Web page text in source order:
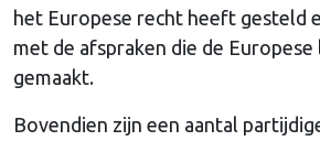
het Europese recht heeft gesteld
met de afspraken die de Europese
gemaakt.
Bovendien zijn een aantal